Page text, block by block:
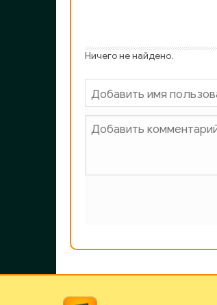
Ничего не найдено.